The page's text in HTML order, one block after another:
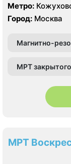
Метро:
Текстильщики
Город: Москва
Магнитно-
МРТ
МРТ